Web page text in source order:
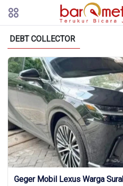
DEBT COLLECTOR
Geger Mobil Lexus Warga